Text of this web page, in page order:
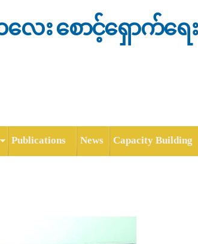
content
လေး စောင့်ရှောက်ရေး
Publications News Capacity Building